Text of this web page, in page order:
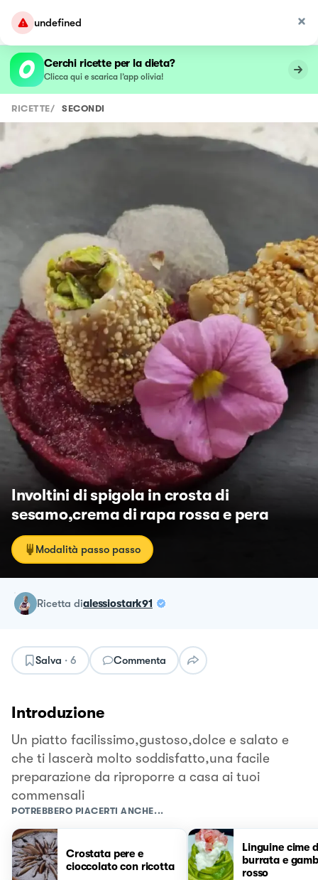
undefined
Cerchi ricette per la dieta?
Clicca qui e scarica l’app olivia!
RICETTE/ SECONDI
Involtini di spigola in crosta di
sesamo,crema di rapa rossa e pera
Modalità passo passo
ricetta dialessiostark91
Salva · 6 Commenta
Introduzione
Un piatto facilissimo,gustoso,dolce e salato e
che ti lascerà molto soddisfatto,una facile
preparazione da riproporre a casa ai tuoi
commensali
POTREBBERO PIACERTI ANCHE...
Crostata pere e
cioccolato con ricotta
Linguine cime
burrata e
rosso